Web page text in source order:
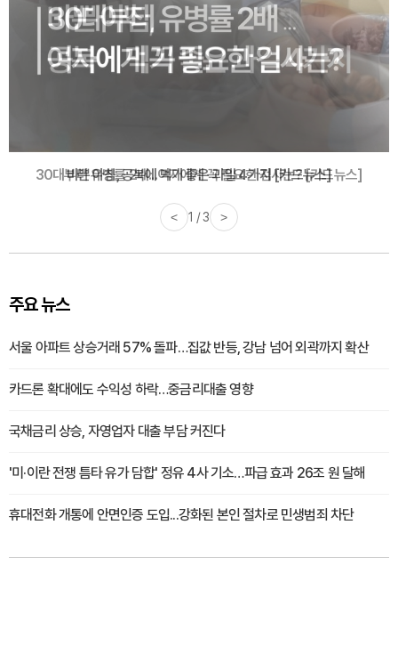
30대부터 유병률 2배...여자에게 꼭 필요한 검사는? [카드뉴스]
< 2 / 3 >
주요 뉴스
서울 아파트 상승거래 57% 돌파…집값 반등, 강남 넘어 외곽까지 확산
카드론 확대에도 수익성 하락…중금리대출 영향
국채금리 상승, 자영업자 대출 부담 커진다
'미·이란 전쟁 틈타 유가 담합' 정유 4사 기소…파급 효과 26조 원 달해
휴대전화 개통에 안면인증 도입...강화된 본인 절차로 민생범죄 차단